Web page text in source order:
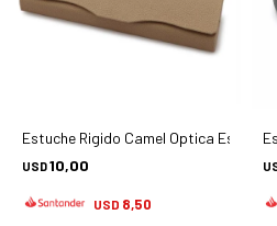
Estuche Rigido Camel Optica Estela
USD10,00
USD 8,50